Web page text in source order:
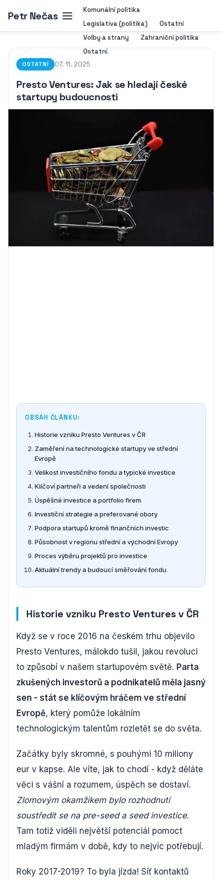
Petr Nečas
Komunální politika
Legislativa (politika)
Ostatní
Volby a strany
Zahraniční politika
Ostatní
OSTATNÍ 07. 11. 2025
Presto Ventures: Jak se hledají české
startupy budoucnosti
OBSAH ČLÁNKU:
Historie vzniku Presto Ventures v ČR
Zaměření na technologické startupy ve střední
Evropě
Velikost investičního fondu a typické investice
Klíčoví partneři a vedení společnosti
Úspěšné investice a portfolio firem
Investiční strategie a preferované obory
Podpora startupů kromě finančních investic
Působnost v regionu střední a východní Evropy
Proces výběru projektů pro investice
Aktuální trendy a budoucí směřování fondu
Historie vzniku Presto Ventures v ČR
Když se v roce 2016 na českém trhu objevilo
Presto Ventures, málokdo tušil, jakou revoluci
to způsobí v našem startupovém světě. Parta
zkušených investorů a podnikatelů měla jasný
sen - stát se klíčovým hráčem ve střední
Evropě, který pomůže lokálním
technologickým talentům rozletět se do světa.
Začátky byly skromné, s pouhými 10 miliony
eur v kapse. Ale víte, jak to chodí - když děláte
věci s vášní a rozumem, úspěch se dostaví.
Zlomovým okamžikem bylo rozhodnutí
soustředit se na pre-seed a seed investice.
Tam totiž viděli největší potenciál pomoct
mladým firmám v době, kdy to nejvíc potřebují.
Roky 2017-2019? To byla jízda! Síť kontaktů